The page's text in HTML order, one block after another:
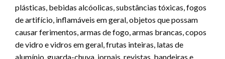
plásticas, bebidas alcóolicas, substâncias tóxicas, fogos
de artifício, inflamáveis em geral, objetos que possam
causar ferimentos, armas de fogo, armas brancas, copos
de vidro e vidros em geral, frutas inteiras, latas de
alumínio, guarda-chuva, jornais, revistas, bandeiras e